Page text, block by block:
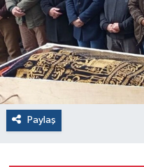
Paylaş